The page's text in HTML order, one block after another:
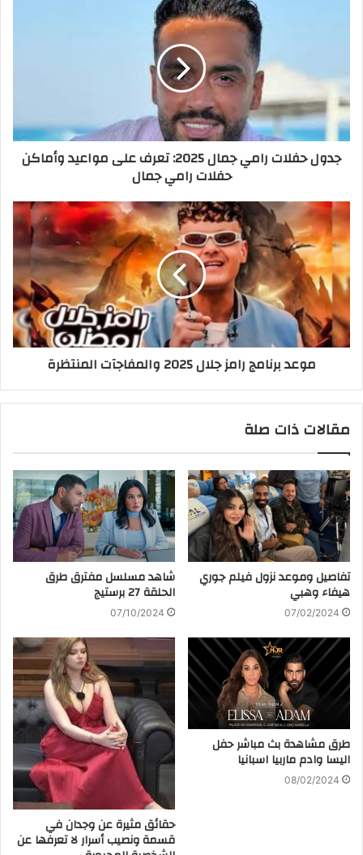
جدول حفلات رامي جمال 2025: تعرف على مواعيد وأماكن
حفلات رامي جمال
موعد برنامج رامز جلال 2025 والمفاجآت المنتظرة
مقالات ذات صلة
تفاصيل وموعد نزول فيلم جوري
هيفاء وهبي
07/02/2024
شاهد مسلسل مفترق طرق
الحلقة 27 برستيج
07/10/2024
طرق مشاهدة بث مباشر حفل
اليسا وادم ماربيا اسبانيا
08/02/2024
حقائق مثيرة عن وجدان في
قسمة ونصيب أسرار لا تعرفها عن